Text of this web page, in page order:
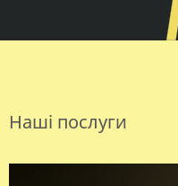
Наші послуги